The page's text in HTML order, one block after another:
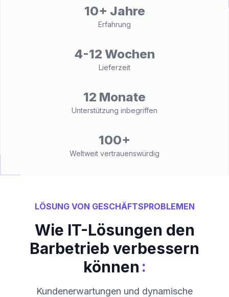
10+ Jahre
Erfahrung
4-12 Wochen
Lieferzeit
12 Monate
Unterstützung inbegriffen
100+
Weltweit vertrauenswürdig
LÖSUNG VON GESCHÄFTSPROBLEMEN
Wie IT-Lösungen den
Barbetrieb verbessern
können :
Kundenerwartungen und dynamische